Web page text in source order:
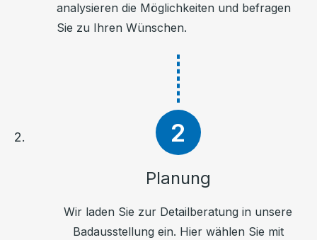
analysieren die Möglichkeiten und befragen
Sie zu Ihren Wünschen.
Planung
Wir laden Sie zur Detailberatung in unsere
Badausstellung ein. Hier wählen Sie mit